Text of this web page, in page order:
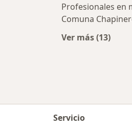
Profesionales en
Comuna
Ver más (13)
Servicio